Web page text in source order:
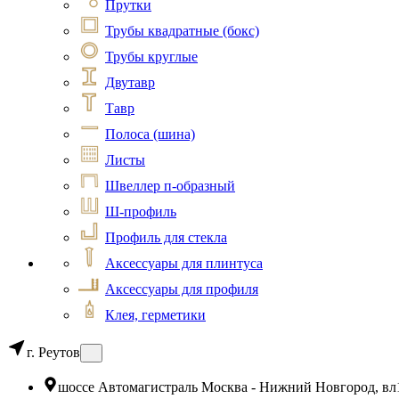
Прутки
Трубы квадратные (бокс)
Трубы круглые
Двутавр
Тавр
Полоса (шина)
Листы
Швеллер п-образный
Ш-профиль
Профиль для стекла
Аксессуары для плинтуса
Аксессуары для профиля
Клея, герметики
г. Реутов
шоссе Автомагистраль Москва - Нижний Новгород,